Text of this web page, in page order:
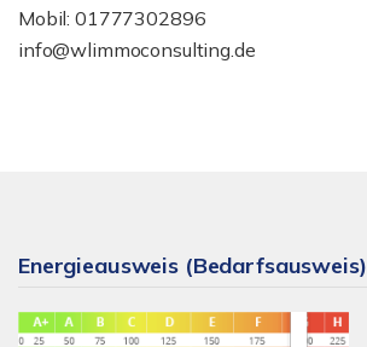
Mobil: 01777302896
info@wlimmoconsulting.de
Energieausweis (Bedarfsausweis)